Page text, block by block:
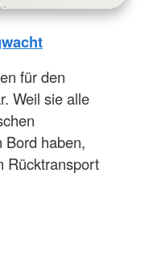
für den
Weil sie alle
Bord haben,
Rücktransport